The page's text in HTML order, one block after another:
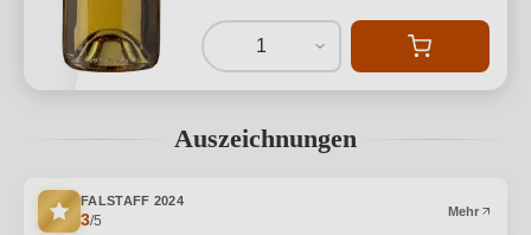
1
Auszeichnungen
FALSTAFF 2024
3/5
Mehr